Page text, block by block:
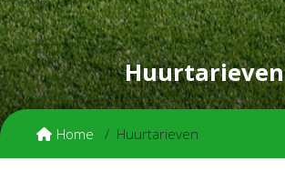
Huurtarieven
Home Huurtarieven